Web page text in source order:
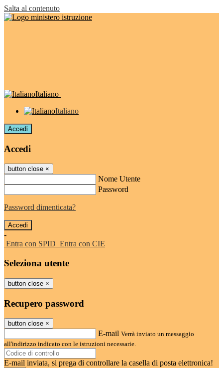
Salta al contenuto
Italiano
Italiano
Accedi
Accedi
button close ×
Nome Utente
Password
Password dimenticata?
-
Entra con SPID Entra con CIE
Seleziona utente
button close ×
Recupero password
button close ×
E-mail Verrà inviato un messaggio
all'indirizzo indicato con le istruzioni necessarie.
E-mail inviata, si prega di controllare la casella di posta elettronica!